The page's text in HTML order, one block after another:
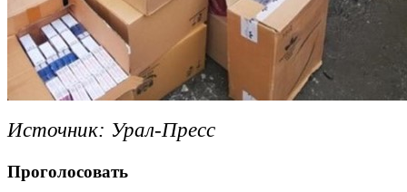
Источник: Урал-Пресс
Проголосовать